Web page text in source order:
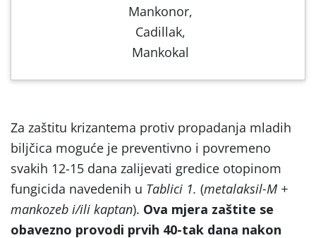
Mankonor,
Cadillak,
Mankokal
Za zaštitu krizantema protiv propadanja mladih
biljčica moguće je preventivno i povremeno
svakih 12-15 dana zalijevati gredice otopinom
fungicida navedenih u Tablici 1. (metalaksil-M +
mankozeb i/ili kaptan). Ova mjera zaštite se
obavezno provodi prvih 40-tak dana nakon